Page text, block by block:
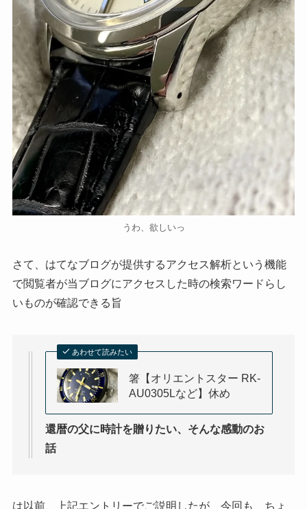
うわ、欲しいっ
さて、はてなブログが提供するアクセス解析という機能
で閲覧者が当ブログにアクセスした時の検索ワードらし
いものが確認できる旨
あわせて読みたい
箸【オリエントスター RK-
AU0305Lなど】休め
還暦の父に時計を贈りたい、そんな感動のお
話
は以前、上記エントリーでご説明したが、今回も、ちょ